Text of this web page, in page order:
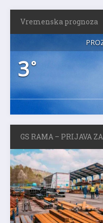
Vremenska prognoza
3°
GS RAMA – PRIJAVA